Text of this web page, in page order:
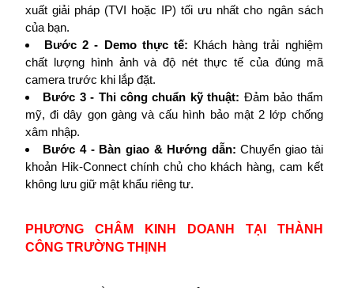
xuất giải pháp (TVI hoặc IP) tối ưu nhất cho ngân sách
của bạn.
Bước 2 - Demo thực tế: Khách hàng trải nghiệm
chất lượng hình ảnh và độ nét thực tế của đúng mã
camera trước khi lắp đặt.
Bước 3 - Thi công chuẩn kỹ thuật: Đảm bảo thẩm
mỹ, đi dây gọn gàng và cấu hình bảo mật 2 lớp chống
xâm nhập.
Bước 4 - Bàn giao & Hướng dẫn: Chuyển giao tài
khoản Hik-Connect chính chủ cho khách hàng, cam kết
không lưu giữ mật khẩu riêng tư.
PHƯƠNG CHÂM KINH DOANH TẠI THÀNH
CÔNG TRƯỜNG THỊNH